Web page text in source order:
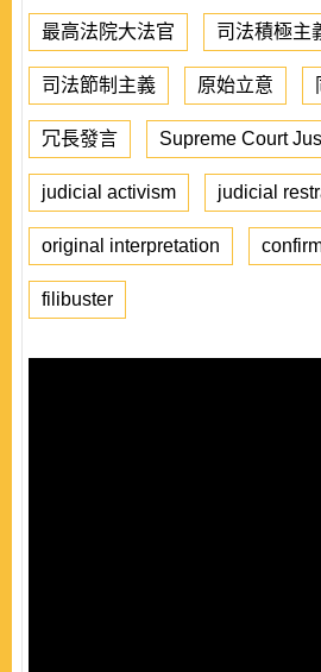
最高法院大法官 司法積極主
司法節制主義 原始立意
冗長發言 Supreme Court
judicial activism judicial
original interpretation
filibuster